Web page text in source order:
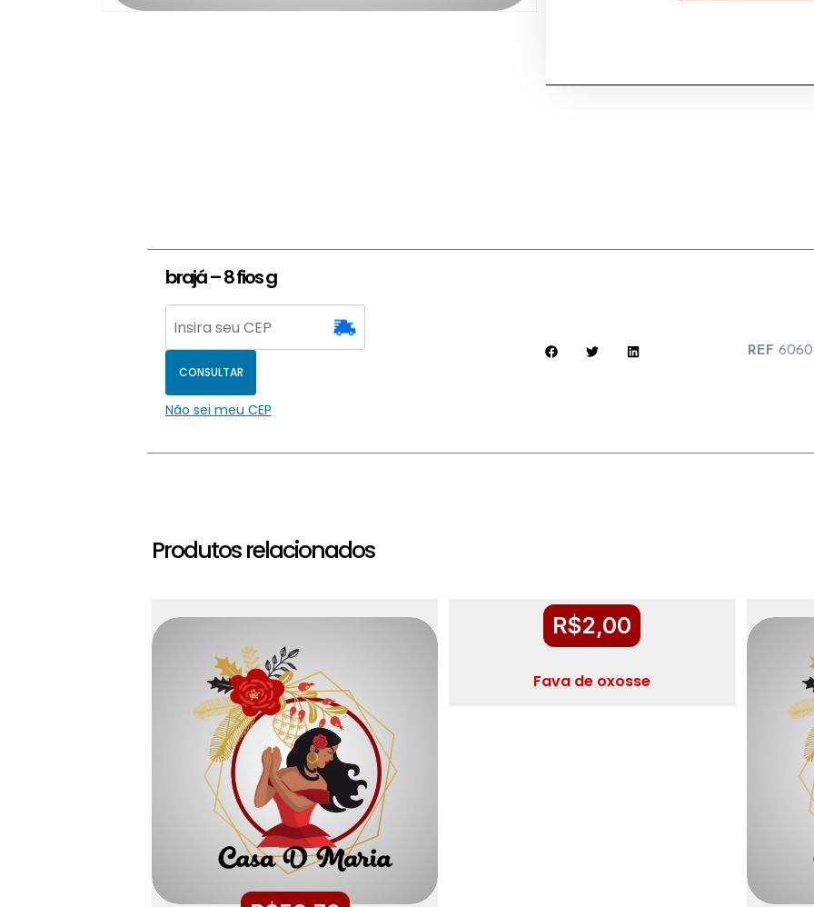
brajá – 8 fios g
CONSULTAR
Não sei meu CEP
REF
Produtos relacionados
R$2,00
Fava de oxosse